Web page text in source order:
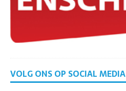
VOLG ONS OP SOCIAL MEDIA